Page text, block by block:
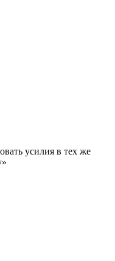
усилия в тех же